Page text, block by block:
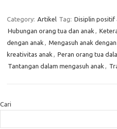
Category: Artikel Tag: Disiplin positif
Hubungan orang tua dan anak ,
dengan anak , Mengasuh anak
kreativitas anak , Peran orang tua
Tantangan dalam mengasuh anak ,
Cari